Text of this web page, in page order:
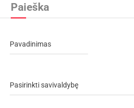
Paieška
Pavadinimas
Pasirinkti savivaldybę